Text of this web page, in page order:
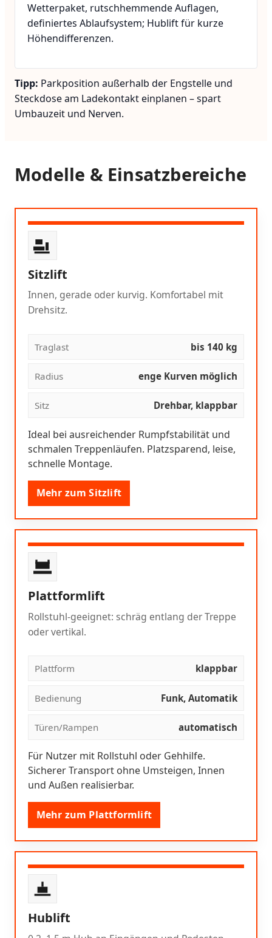
Wetterpaket, rutschhemmende Auflagen,
definiertes Ablaufsystem; Hublift für kurze
Höhendifferenzen.
Tipp: Parkposition außerhalb der Engstelle und
Steckdose am Ladekontakt einplanen – spart
Umbauzeit und Nerven.
Modelle & Einsatzbereiche
Sitzlift
Innen, gerade oder kurvig. Komfortabel mit
Drehsitz.
Traglast bis 140 kg
Radius enge Kurven möglich
Sitz Drehbar, klappbar
Ideal bei ausreichender Rumpfstabilität und
schmalen Treppenläufen. Platzsparend, leise,
schnelle Montage.
Mehr zum Sitzlift
Plattformlift
Rollstuhl-geeignet: schräg entlang der Treppe
oder vertikal.
Plattform klappbar
Bedienung Funk, Automatik
Türen/Rampen automatisch
Für Nutzer mit Rollstuhl oder Gehhilfe.
Sicherer Transport ohne Umsteigen, Innen
und Außen realisierbar.
Mehr zum Plattformlift
Hublift